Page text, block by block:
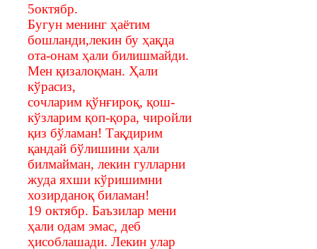
5октябр.
Бугун менинг ҳаётим
бошланди,лекин бу ҳақда
ота-онам ҳали билишмайди.
Мен қизалоқман. Ҳали
кўрасиз,
сочларим қўнғироқ, қош-
кўзларим қоп-қора, чиройли
қиз бўламан! Тақдирим
қандай бўлишини ҳали
билмайман, лекин гулларни
жуда яхши кўришимни
хозирданоқ биламан!
19 октябр. Баъзилар мени
ҳали одам эмас, деб
ҳисоблашади. Лекин улар